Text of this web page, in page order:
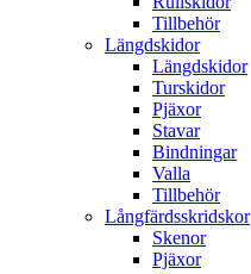
Tillbehör
Längdskidor
Längdskidor
Turskidor
Pjäxor
Stavar
Bindningar
Valla
Tillbehör
Långfärdsskridskor
Skenor
Pjäxor